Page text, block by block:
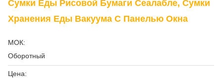
Сумки Еды Рисовой Бумаги Сеалабле, Сумки
Хранения Еды Вакуума С Панелью Окна
МОК:
Оборотный
Цена: